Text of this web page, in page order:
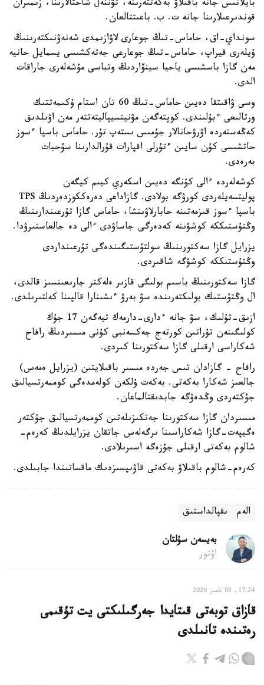
بايلانىس جانە باقىلاۋ بەكەتتەرىنە، تۋننەل شاحتالارىنا، زىمىران
قوندىرعىلارىنا جانە ت. ب. باعىتتالعان.
سونداي-اق، حاماس-تىڭ جوعارى لاۋازىمدى شەنەۋنىكتەرىنىڭ
ۇيلەرى قيراپ، حاماس-تىڭ جوعارعى جەتەكشىسى يسمايل حانيە
مەن گازا باسشىسى ياحيا سينۆاردىڭ وتباسى مۇشەلەرى جاراقات
الدى.
وسى ۋاقىتقا دەيىن حاماس-تىڭ 60 تان استام ۇكىمەتتىك
ورتالىعى ءبۇلىندى. كوپتەگەن مۋنيتسيپاليتەتتەر مەن اۋىلدىق
كەڭەستەردە اۋرۋحانالار جۇمىس ىستەپ تۇر. حاماس باسپا ءسوز
حاتشىسى كۇن سايىن ءتۇرلى اقپارات قۇرالدارىنا سۇحبات
بەرەدى.
كوشەلەردە ءالى كۇنگە دەيىن اسكەري كيىم كيگەن
پوليتسەيلەردى كورۋگە بولادى. گازاداعى دەرەككوزدەردىڭ TPS
باسپا ءسوز قىزمەتىنە حابارلاۋىنشا، حاماس گازا تۇرعىندارىنىڭ
وڭتۇستىككە كوشۋىنە كەدەرگى جاساۋدى ءالى دە جالعاستىرۋدا.
يزرايل گازا سەكتورىنىڭ سولتۇستىگىندەگى تۇرعىنداردى
وڭتۇستىككە كوشۋگە شاقىردى.
گازا سەكتورىنىڭ باسىم بولىگى قازىر ەلەكتر جارىعىنسىز قالدى،
ال وڭتۇستىك بولىكتەرىندە سۋ بەرۋ ءىشىنارا قالپىنا كەلتىرىلدى.
ازىق-تۇلىك، سۋ جانە ءدارى-دارمەك تيەگەن 17 جۇك
كولىگىنەن تۇراتىن كورتەج جەكسەنبى كۇنى مىسىردىڭ رافاح
شەكاراسى ارقىلى گازا سەكتورىنا كىردى.
رافاح - گازادان تىس جەردە مىسىر باقىلايتىن (يزرايل ەمەس)
جالعىز شەكارا بەكەتى. بەكەت ۇلكەن كولەمدەگى كوممەرتسيالىق
جۇكتەردى وڭدەۋگە جابدىقتالماعان.
مىسىردان گازا سەكتورىنا جەتكىزىلەتىن كوممەرتسيالىق جۇكتەر
ەگيپەت-گازا شەكاراسىنا ىرگەلەس جاتقان يزرايلدىڭ كەرەم-
شالوم بەكەتى ارقىلى جۇزەگە اسىرىلادى.
كەرەم-شالوم باقىلاۋ بەكەتى قاۋىپسىزدىك ماقساتىندا جابىلدى.
الەم ىقپالداستىق
بەيسەن سۇلتان
اۆتور
17:24, 08 تامىز 2026
قازاق توبەتى قىتايدا جەرگىلىكتى يت تۇقىمى
رەتىندە تانىلدى